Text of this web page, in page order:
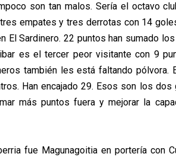
son tan malos. Sería el octavo
empates y tres derrotas con 14
El Sardinero. 22 puntos han sumado
es el tercer peor visitante con 9
también les está faltando pólvora.
Han encajado 29. Esos son los
más puntos fuera y mejorar la
fue Magunagoitia en portería con